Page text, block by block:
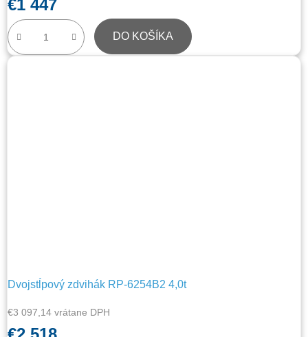
€1 447
DO KOŠÍKA
Dvojstĺpový zdvihák RP-6254B2 4,0t
€3 097,14 vrátane DPH